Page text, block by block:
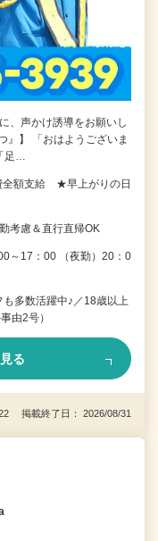
、声かけ誘導をお願いし
』】 「おはようございま
足…
全額支給 ★早上がりの日
考慮＆直行直帰OK
～17：00 （夜勤）20：0
多数活躍中♪／18歳以上
由2号）
る
掲載終了日： 2026/08/31